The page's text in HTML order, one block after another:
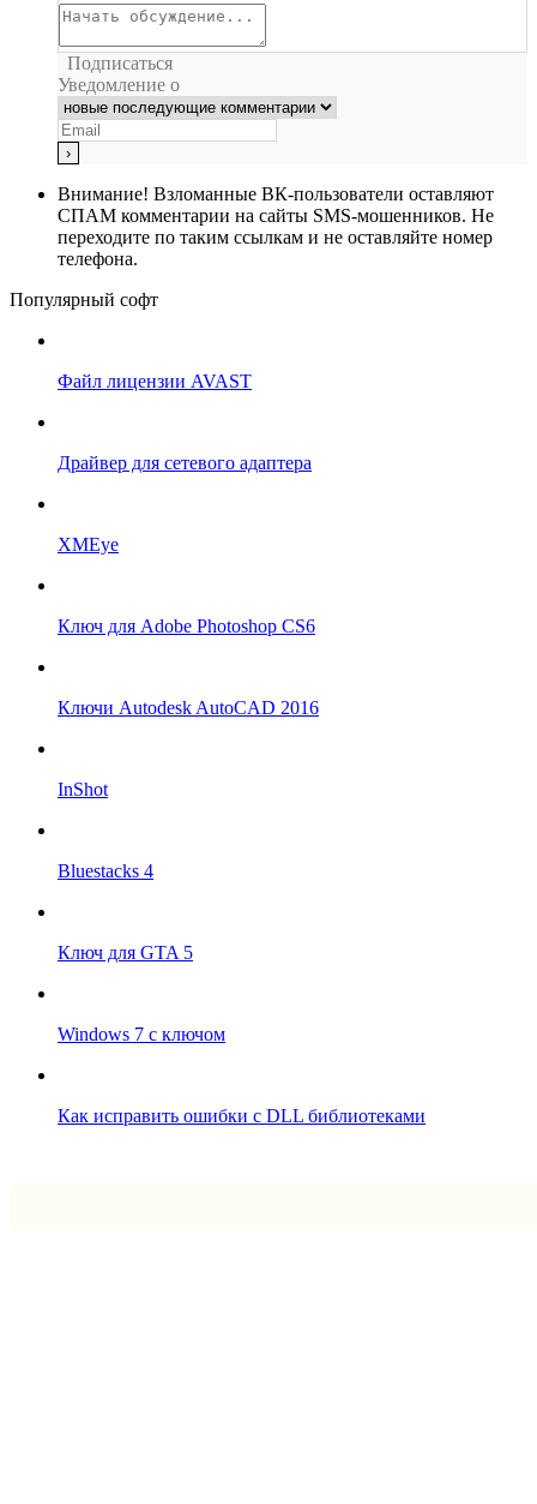
Подписаться
Уведомление о
Внимание! Взломанные ВК-пользователи оставляют
СПАМ комментарии на сайты SMS-мошенников. Не
переходите по таким ссылкам и не оставляйте номер
телефона.
Популярный софт
Файл лицензии AVAST
Драйвер для сетевого адаптера
XMEye
Ключ для Adobe Photoshop CS6
Ключи Autodesk AutoCAD 2016
InShot
Bluestacks 4
Ключ для GTA 5
Windows 7 с ключом
Как исправить ошибки с DLL библиотеками